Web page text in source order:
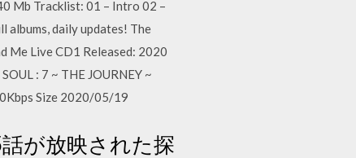
Mb Tracklist: 01 – Intro 02 –
albums, daily updates! The
Me Live CD1 Released: 2020
: 7 ~ THE JOURNEY ~
Size 2020/05/19
が放映された探